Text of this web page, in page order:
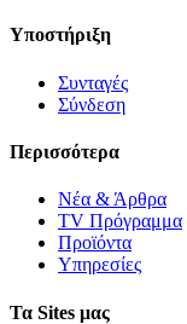
Υποστήριξη
Συνταγές
Σύνδεση
Περισσότερα
Νέα & Άρθρα
TV Πρόγραμμα
Προϊόντα
Υπηρεσίες
Τα Sites μας